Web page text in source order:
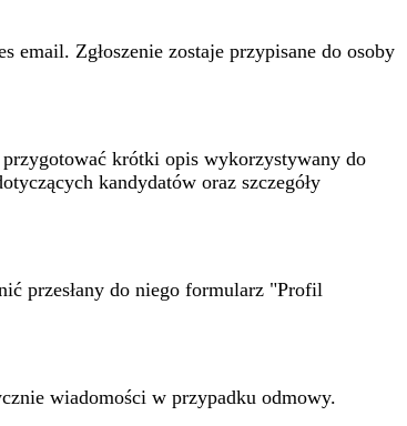
email. Zgłoszenie zostaje przypisane do osoby
przygotować krótki opis wykorzystywany do
kandydatów oraz szczegóły
przesłany do niego formularz "Profil
wiadomości w przypadku odmowy.